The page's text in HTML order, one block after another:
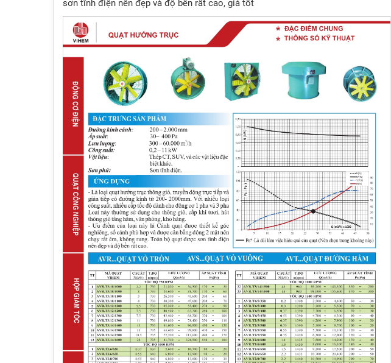
sơn tĩnh điện nên đẹp và độ bền rất cao, giá tốt